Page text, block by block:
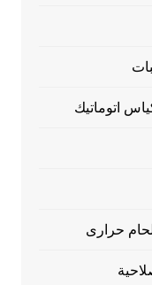
اتوماتيك
حرارى